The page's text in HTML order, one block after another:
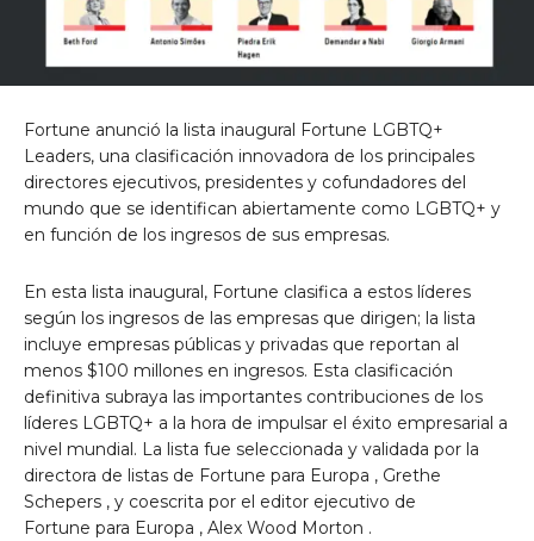
Fortune anunció la lista inaugural Fortune LGBTQ+
Leaders, una clasificación innovadora de los principales
directores ejecutivos, presidentes y cofundadores del
mundo que se identifican abiertamente como LGBTQ+ y
en función de los ingresos de sus empresas.
En esta lista inaugural, Fortune clasifica a estos líderes
según los ingresos de las empresas que dirigen; la lista
incluye empresas públicas y privadas que reportan al
menos $100 millones en ingresos. Esta clasificación
definitiva subraya las importantes contribuciones de los
líderes LGBTQ+ a la hora de impulsar el éxito empresarial a
nivel mundial. La lista fue seleccionada y validada por la
directora de listas de Fortune para Europa , Grethe
Schepers , y coescrita por el editor ejecutivo de
Fortune para Europa , Alex Wood Morton .